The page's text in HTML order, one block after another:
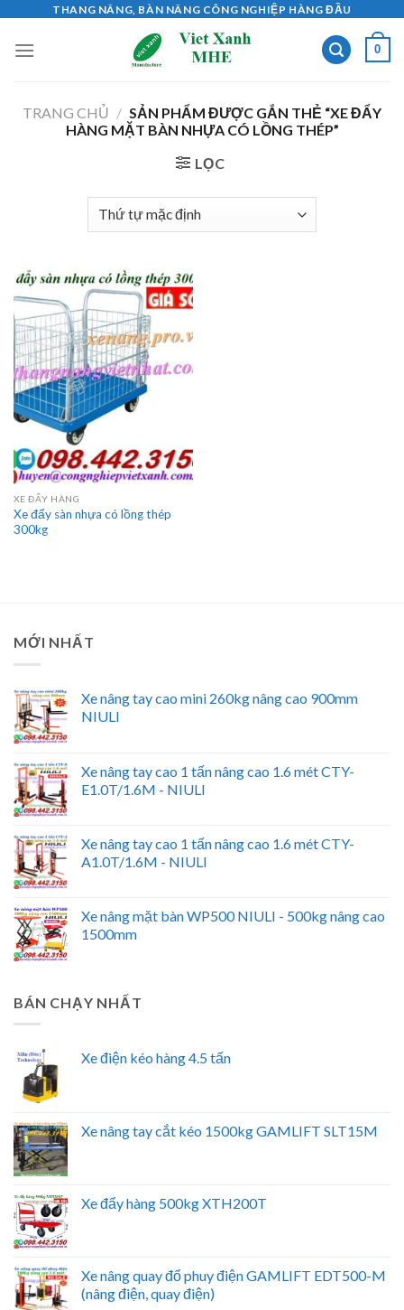
content
THANG NÂNG, BÀN NÂNG CÔNG NGHIỆP HÀNG ĐẦU
0
TRANG CHỦ / SẢN PHẨM ĐƯỢC GẮN THẺ “XE ĐẨY
HÀNG MẶT BÀN NHỰA CÓ LỒNG THÉP”
LỌC
XE ĐẨY HÀNG
Xe đẩy sàn nhựa có lồng thép
300kg
MỚI NHẤT
Xe nâng tay cao mini 260kg nâng cao 900mm
NIULI
Xe nâng tay cao 1 tấn nâng cao 1.6 mét CTY-
E1.0T/1.6M - NIULI
Xe nâng tay cao 1 tấn nâng cao 1.6 mét CTY-
A1.0T/1.6M - NIULI
Xe nâng mặt bàn WP500 NIULI - 500kg nâng cao
1500mm
BÁN CHẠY NHẤT
Xe điện kéo hàng 4.5 tấn
Xe nâng tay cắt kéo 1500kg GAMLIFT SLT15M
Xe đẩy hàng 500kg XTH200T
Xe nâng quay đổ phuy điện GAMLIFT EDT500-M
(nâng điện, quay điện)